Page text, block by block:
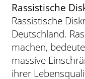
Rassistische
Rassistische
Deutschland.
machen,
massive
ihrer